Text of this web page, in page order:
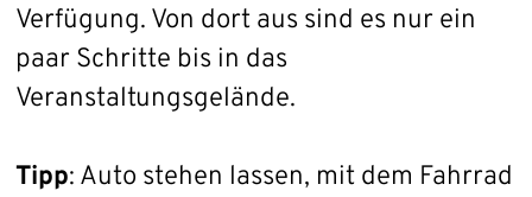
Verfügung. Von dort aus sind es nur ein
paar Schritte bis in das
Veranstaltungsgelände.
Tipp: Auto stehen lassen, mit dem Fahrrad